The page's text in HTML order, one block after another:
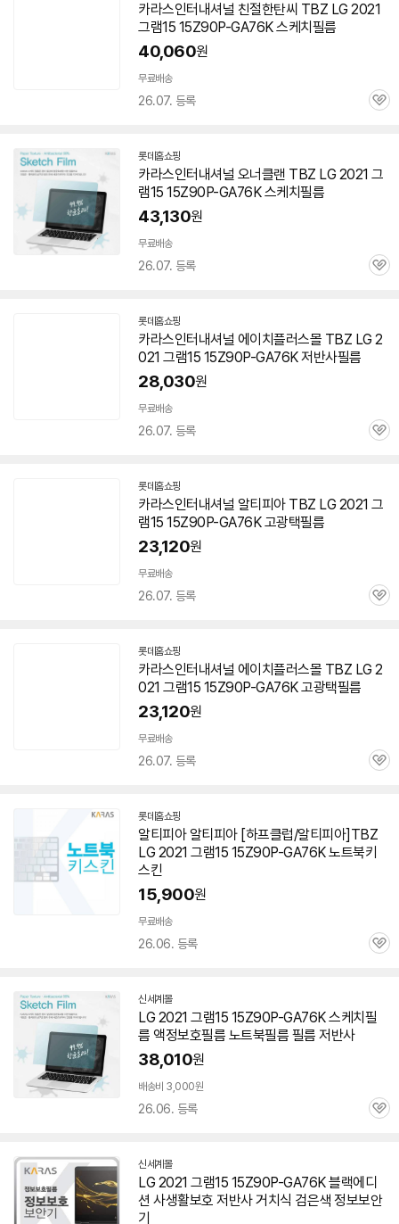
카라스인터내셔널 친절한탄씨 TBZ LG 2021
그램15 15Z90P-GA76K 스케치필름
40,060원
무료배송
26.07. 등록
관
롯데홈쇼핑
카라스인터내셔널 오너클랜 TBZ LG 2021 그
램15 15Z90P-GA76K 스케치필름
43,130원
무료배송
26.07. 등록
관
롯데홈쇼핑
카라스인터내셔널 에이치플러스몰 TBZ LG 2
021 그램15 15Z90P-GA76K 저반사필름
28,030원
무료배송
26.07. 등록
관
롯데홈쇼핑
카라스인터내셔널 알티피아 TBZ LG 2021 그
램15 15Z90P-GA76K 고광택필름
23,120원
무료배송
26.07. 등록
관
롯데홈쇼핑
카라스인터내셔널 에이치플러스몰 TBZ LG 2
021 그램15 15Z90P-GA76K 고광택필름
23,120원
무료배송
26.07. 등록
관
롯데홈쇼핑
알티피아 알티피아 [하프클럽/알티피아]TBZ
LG 2021 그램15 15Z90P-GA76K 노트북키
스킨
15,900원
무료배송
26.06. 등록
관
신세계몰
LG 2021 그램15 15Z90P-GA76K 스케치필
름 액정보호필름 노트북필름 필름 저반사
38,010원
배송비 3,000원
26.06. 등록
관
신세계몰
LG 2021 그램15 15Z90P-GA76K 블랙에디
션 사생활보호 저반사 거치식 검은색 정보보안
기